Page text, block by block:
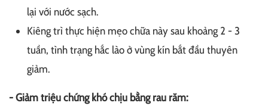
lại với nước sạch.
Kiêng trì thực hiện mẹo chữa này sau khoảng 2 - 3
tuần, tình trạng hắc lào ở vùng kín bắt đầu thuyên
giảm.
- Giảm triệu chứng khó chịu bằng rau răm: